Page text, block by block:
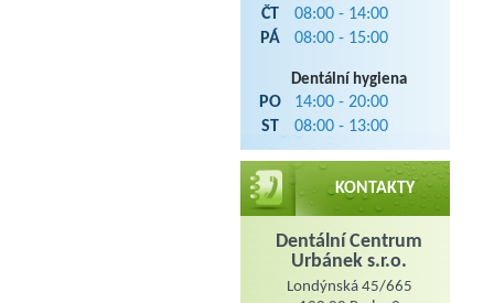
ČT
08:00 - 14:00
PÁ
08:00 - 15:00
Dentální hygiena
PO
14:00 - 20:00
ST
08:00 - 13:00
KONTAKTY
Dentální Centrum
Urbánek s.r.o.
Londýnská 45/665